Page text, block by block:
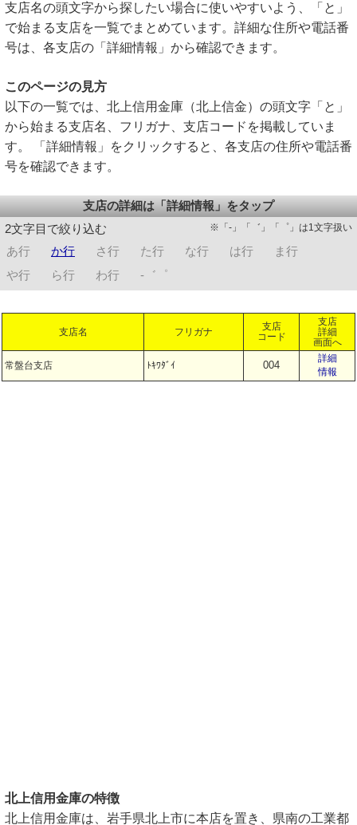
支店名の頭文字から探したい場合に使いやすいよう、「と」
で始まる支店を一覧でまとめています。詳細な住所や電話番
号は、各支店の「詳細情報」から確認できます。
このページの見方
以下の一覧では、北上信用金庫（北上信金）の頭文字「と」
から始まる支店名、フリガナ、支店コードを掲載していま
す。 「詳細情報」をクリックすると、各支店の住所や電話番
号を確認できます。
支店の詳細は「詳細情報」をタップ
2文字目で絞り込む
※「-」「゛」「゜」は1文字扱い
あ行 か行 さ行 た行 な行 は行
ま行
や行
ら行 わ行 -゛゜
支店名 フリガナ
支店
コード
支店
詳細
画面へ
常盤台支店 ﾄｷﾜﾀﾞｲ 004
詳細
情報
北上信用金庫の特徴
北上信用金庫は、岩手県北上市に本店を置き、県南の工業都